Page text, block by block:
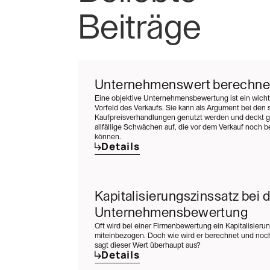
Beiträge
Unternehmenswert
Eine objektive Unternehmensbewertung ist ein
Vorfeld des Verkaufs. Sie kann als Argument bei den
Kaufpreisverhandlungen genutzt werden und deckt
allfällige Schwächen auf, die vor dem Verkauf noch
können.
Details
Kapitalisierungszinssatz bei
Unternehmensbewertung
Oft wird bei einer Firmenbewertung ein
miteinbezogen. Doch wie wird er berechnet und
sagt dieser Wert überhaupt aus?
Details